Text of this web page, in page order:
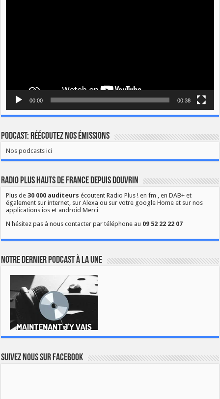
00:00 00:38
Podcast: Réécoutez nos émissions
Nos podcasts ici
Radio Plus Hauts de France depuis Douvrin
Plus de30 000 auditeurs écoutent Radio Plus ! en fm , en DAB+ et
également sur internet, sur Alexa ou sur votre google Home et sur nos
applications ios et android Merci
N'hésitez pas à nous contacter par téléphone au 09 52 22 22 07
Notre dernier podcast à la une
Suivez nous sur Facebook